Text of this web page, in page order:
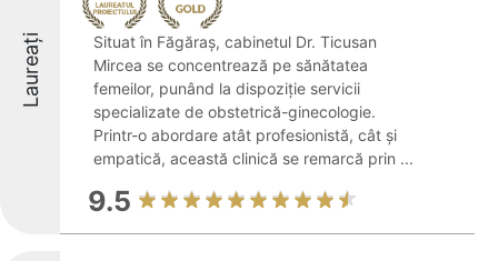
Laureați
Situat în Făgăraș, cabinetul Dr. Ticusan
Mircea se concentrează pe sănătatea
femeilor, punând la dispoziție servicii
specializate de obstetrică-ginecologie.
Printr-o abordare atât profesionistă, cât și
empatică, această clinică se remarcă prin ...
9.5